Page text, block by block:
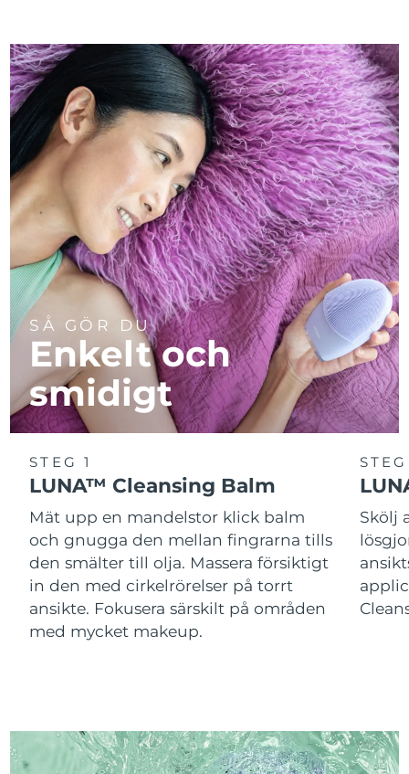
SÅ GÖR DU
Enkelt och
smidigt
STEG 1
LUNA™ Cleansing Balm
Mät upp en mandelstor klick balm
och gnugga den mellan fingrarna tills
den smälter till olja. Massera försiktigt
in den med cirkelrörelser på torrt
ansikte. Fokusera särskilt på områden
med mycket makeup.
Skölj